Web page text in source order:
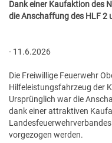
GESUNDE
Dank einer Kaufaktion des
die Anschaffung des HLF 2
- 11.6.2026
Die Freiwillige Feuerwehr
Hilfeleistungsfahrzeug der
Ursprünglich war die
dank einer attraktiven
vorgezogen werden.